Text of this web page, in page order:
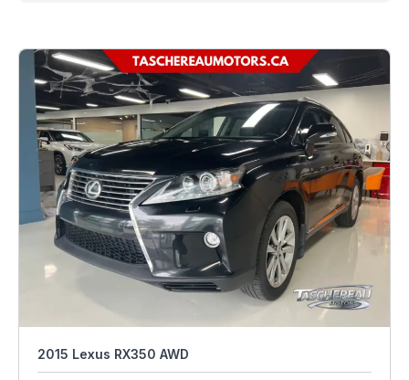
2015 Lexus RX350 AWD